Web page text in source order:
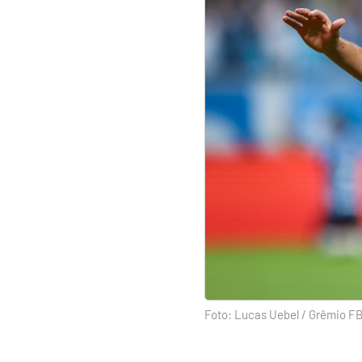
Foto: Lucas Uebel / Grêmio